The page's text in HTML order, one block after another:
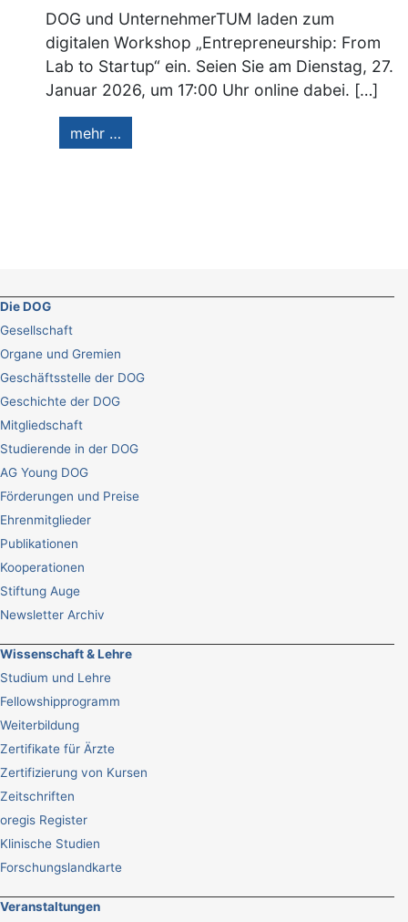
DOG und UnternehmerTUM laden zum
digitalen Workshop „Entrepreneurship: From
Lab to Startup“ ein. Seien Sie am Dienstag, 27.
Januar 2026, um 17:00 Uhr online dabei. […]
mehr …
Die DOG
Gesellschaft
Organe und Gremien
Geschäftsstelle der DOG
Geschichte der DOG
Mitgliedschaft
Studierende in der DOG
AG Young DOG
Förderungen und Preise
Ehrenmitglieder
Publikationen
Kooperationen
Stiftung Auge
Newsletter Archiv
Wissenschaft & Lehre
Studium und Lehre
Fellowshipprogramm
Weiterbildung
Zertifikate für Ärzte
Zertifizierung von Kursen
Zeitschriften
oregis Register
Klinische Studien
Forschungslandkarte
Veranstaltungen